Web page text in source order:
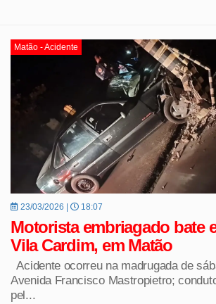
Matão - Acidente
23/03/2026 | 18:07
Motorista embriagado bate
Vila Cardim, em Matão
Acidente ocorreu na madrugada de
Avenida Francisco Mastropietro;
pel...